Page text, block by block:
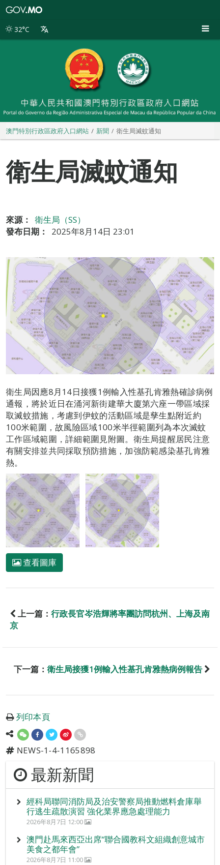
別
32°C
澳門特別行政區政府入口網站 新聞 衛生局滅蚊通知
衛生局滅蚊通知
來源：
衛生局（SS）
發布日期：
2025年8月14日 23:01
衛生局因應8月14日接獲1例輸入性基孔肯雅熱確診病例
通報，將於近日在涌河新街建華大廈第六座一帶區域採
取滅蚊措施，考慮到伊蚊的活動區域是孳生點附近約
100米範圍，故風險區域100米半徑範圍列為本次滅蚊
工作區域範圍，詳細範圍見附圖。衛生局提醒居民注意
有關安排並共同採取預防措施，加強防範感染基孔肯雅
熱。
查看圖庫
上一篇： 行政長官岑浩輝將率團訪問杭州、上海及南
京
下一篇： 衛生局接獲1例輸入性基孔肯雅熱病例報告
列印本頁
NEWS-1-4-1165898
最新新聞
經科局聯同消防局及治安警察局推動燃料倉庫舉
行逃生疏散演習 強化業界應急處理能力
2026年8月7日 12:00
澳門赴馬來西亞出席“聯合國教科文組織創意城市
美食之都年會”
2026年8月7日 11:00